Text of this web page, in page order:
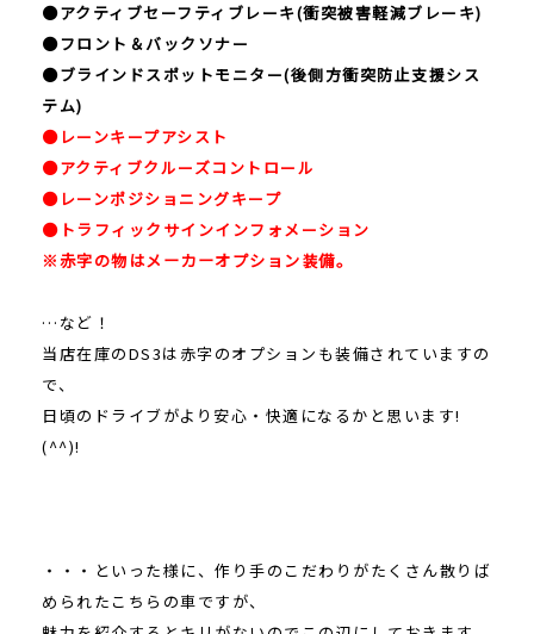
●アクティブセーフティブレーキ(衝突被害軽減ブレーキ)
●フロント＆バックソナー
●ブラインドスポットモニター(後側方衝突防止支援シス
テム)
●レーンキープアシスト
●アクティブクルーズコントロール
●レーンポジショニングキープ
●トラフィックサインインフォメーション
※赤字の物はメーカーオプション装備。
…など！
当店在庫のDS3は赤字のオプションも装備されていますの
で、
日頃のドライブがより安心・快適になるかと思います!
(^^)!
・・・といった様に、作り手のこだわりがたくさん散りば
められたこちらの車ですが、